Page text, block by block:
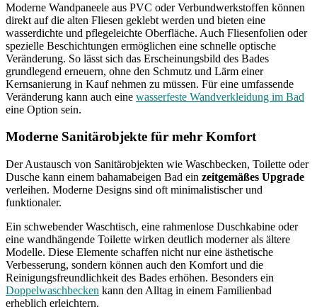
Moderne Wandpaneele aus PVC oder Verbundwerkstoffen können
direkt auf die alten Fliesen geklebt werden und bieten eine
wasserdichte und pflegeleichte Oberfläche. Auch Fliesenfolien oder
spezielle Beschichtungen ermöglichen eine schnelle optische
Veränderung. So lässt sich das Erscheinungsbild des Bades
grundlegend erneuern, ohne den Schmutz und Lärm einer
Kernsanierung in Kauf nehmen zu müssen. Für eine umfassende
Veränderung kann auch eine wasserfeste Wandverkleidung im Bad
eine Option sein.
Moderne Sanitärobjekte für mehr Komfort
Der Austausch von Sanitärobjekten wie Waschbecken, Toilette oder
Dusche kann einem bahamabeigen Bad ein zeitgemäßes Upgrade
verleihen. Moderne Designs sind oft minimalistischer und
funktionaler.
Ein schwebender Waschtisch, eine rahmenlose Duschkabine oder
eine wandhängende Toilette wirken deutlich moderner als ältere
Modelle. Diese Elemente schaffen nicht nur eine ästhetische
Verbesserung, sondern können auch den Komfort und die
Reinigungsfreundlichkeit des Bades erhöhen. Besonders ein
Doppelwaschbecken kann den Alltag in einem Familienbad
erheblich erleichtern.